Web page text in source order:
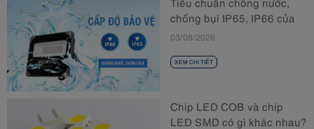
chống bụi IP65, IP66 của
đèn LED là gì?
03/08/2026
XEM CHI TIẾT
Chip LED COB và chip
LED SMD có gì khác nhau?